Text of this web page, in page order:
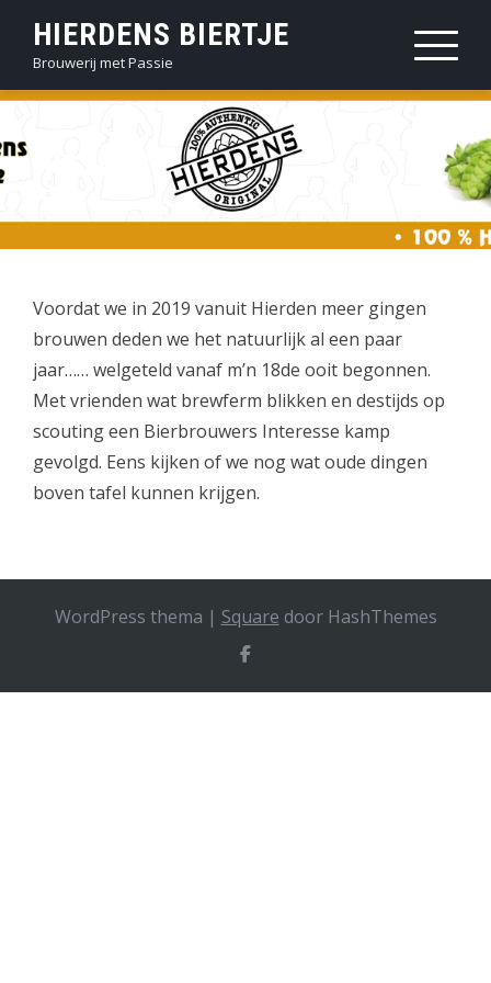
over
ga
naar
inhoud
HIERDENS BIERTJE
Brouwerij met Passie
Voordat we in 2019 vanuit Hierden meer gingen
brouwen deden we het natuurlijk al een paar
jaar…… welgeteld vanaf m’n 18de ooit begonnen.
Met vrienden wat brewferm blikken en destijds op
scouting een Bierbrouwers Interesse kamp
gevolgd. Eens kijken of we nog wat oude dingen
boven tafel kunnen krijgen.
WordPress thema | Square door HashThemes